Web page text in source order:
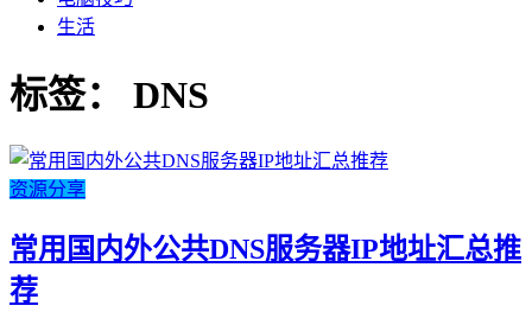
生活
标签： DNS
资源分享
常用国内外公共DNS服务器IP地址汇总推
荐